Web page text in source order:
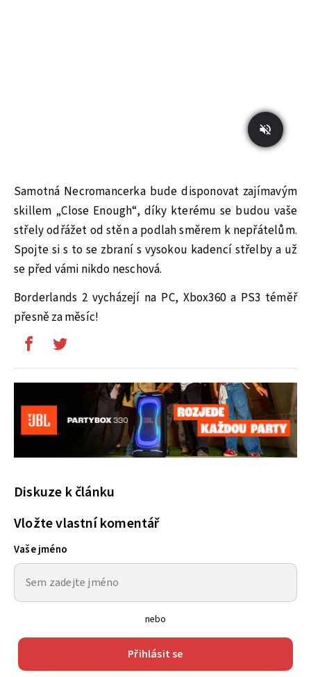
Samotná Necromancerka bude disponovat zajímavým
skillem „Close Enough“, díky kterému se budou vaše
střely odřážet od stěn a podlah směrem k nepřátelům.
Spojte si s to se zbraní s vysokou kadencí střelby a už
se před vámi nikdo neschová.
Borderlands 2 vycházejí na PC, Xbox360 a PS3 téměř
přesně za měsíc!
Diskuze k článku
Vložte vlastní komentář
Vaše jméno
nebo
Přihlásit se